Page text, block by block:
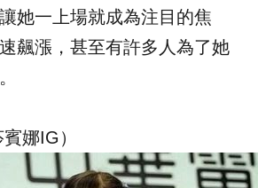
她一上場就成為注目的焦
飆漲，甚至有許多人為了她
娜IG）